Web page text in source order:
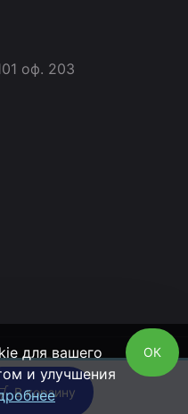
В корзину
оф. 203
«Рокбакетс»
Разработка сайта
ОК
для вашего
и улучшения